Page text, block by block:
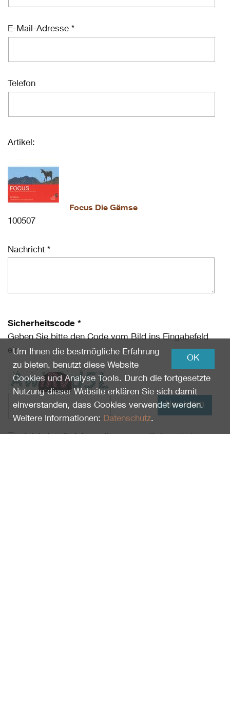
E-Mail-Adresse *
Telefon
Artikel:
Focus Die Gämse
100507
Nachricht *
Sicherheitscode *
Geben Sie bitte den Code vom Bild ins Eingabefeld
ein.
Neu laden
OK
Um Ihnen die bestmögliche Erfahrung
zu bieten, benutzt diese Website
Cookies und Analyse Tools. Durch die fortgesetzte
Nutzung dieser Website erklären Sie sich damit
einverstanden, dass Cookies verwendet werden.
Weitere Informationen: Datenschutz.